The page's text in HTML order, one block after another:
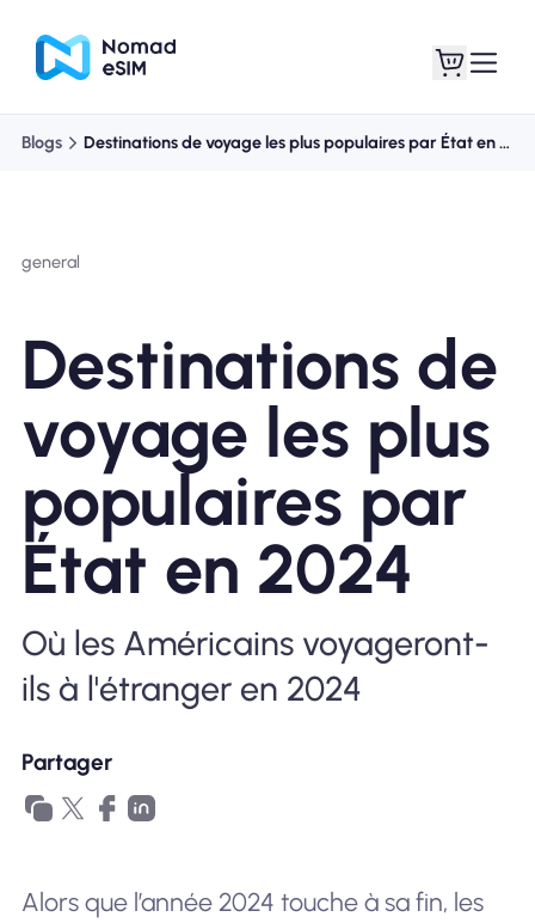
Forfaits
À propos de l'eSIM
Pourquoi Nomad eSIM
Utiliser une eSIM
Pour le business
Blogs Destinations de voyage les plus populaires par État en 2024
general
Destinations de
voyage les plus
populaires par
État en 2024
Où les Américains voyageront-
ils à l'étranger en 2024
Partager
Alors que l’année 2024 touche à sa fin, les